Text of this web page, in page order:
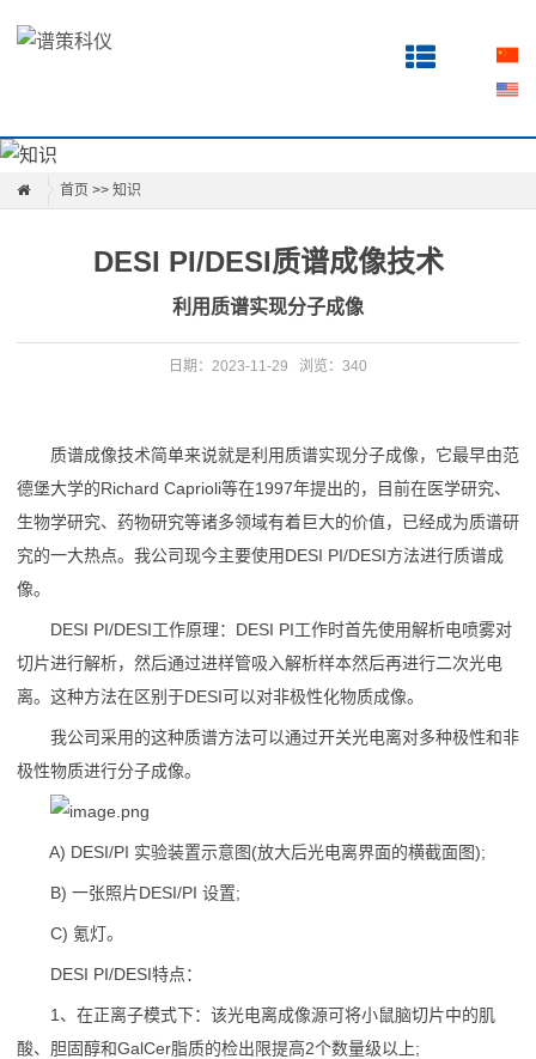
首页 >> 知识
DESI PI/DESI质谱成像技术
利用质谱实现分子成像
日期：2023-11-29 浏览：340
质谱成像技术简单来说就是利用质谱实现分子成像，它最早由范
德堡大学的Richard Caprioli等在1997年提出的，目前在医学研究、
生物学研究、药物研究等诸多领域有着巨大的价值，已经成为质谱研
究的一大热点。我公司现今主要使用DESI PI/DESI方法进行质谱成
像。
DESI PI/DESI工作原理：DESI PI工作时首先使用解析电喷雾对
切片进行解析，然后通过进样管吸入解析样本然后再进行二次光电
离。这种方法在区别于DESI可以对非极性化物质成像。
我公司采用的这种质谱方法可以通过开关光电离对多种极性和非
极性物质进行分子成像。
A) DESI/PI 实验装置示意图(放大后光电离界面的横截面图);
B) 一张照片DESI/PI 设置;
C) 氪灯。
DESI PI/DESI特点：
1、在正离子模式下：该光电离成像源可将小鼠脑切片中的肌
酸、胆固醇和GalCer脂质的检出限提高2个数量级以上;